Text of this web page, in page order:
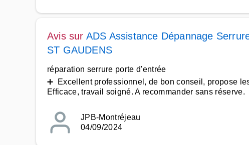
Avis sur ADS Assistance Dépannage
ST GAUDENS
réparation serrure porte d'entrée
➕ Excellent professionnel, de bon conseil, propose
Efficace, travail soigné. A recommander sans réserve.
JPB-Montréjeau
04/09/2024